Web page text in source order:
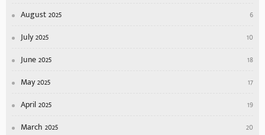
August 2025
6
July 2025
10
June 2025
18
May 2025
17
April 2025
19
March 2025
20